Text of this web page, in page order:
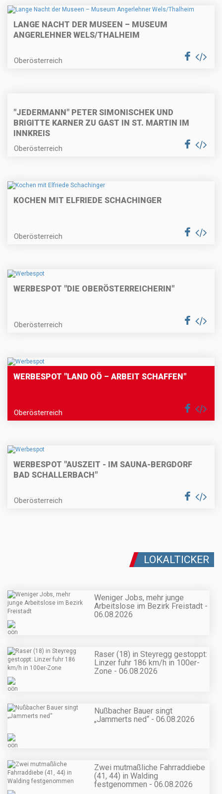
LANGE NACHT DER MUSEEN – MUSEUM
ANGERLEHNER WELS/THALHEIM
Oberösterreich
"JEDERMANN" PETER SIMONISCHEK UND
BRIGITTE KARNER ZU GAST IN ST. MARTIN IM
INNKREIS
Oberösterreich
KOCHEN MIT ELFRIEDE SCHACHINGER
Oberösterreich
WERBESPOT "DIE OBERÖSTERREICHERIN"
Oberösterreich
WERBESPOT "LAND OÖ – ARBEIT SCHAFFEN"
Oberösterreich
WERBESPOT "AUSZEIT - IM SAUNA-BERGDORF
BAD SCHALLERBACH"
Oberösterreich
LOKALTICKER
Weniger Jobs, mehr junge
Arbeitslose im Bezirk Freistadt -
06.08.2026
Raser (18) in Steyregg gestoppt:
Linzer fuhr 186 km/h in 100er-
Zone - 06.08.2026
Nußbacher Bauer singt
„Jammerts ned“ - 06.08.2026
Zwei mutmaßliche Fahrraddiebe
(41, 44) in Walding
festgenommen - 06.08.2026